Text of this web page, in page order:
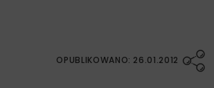
OPUBLIKOWANO: 26.01.2012